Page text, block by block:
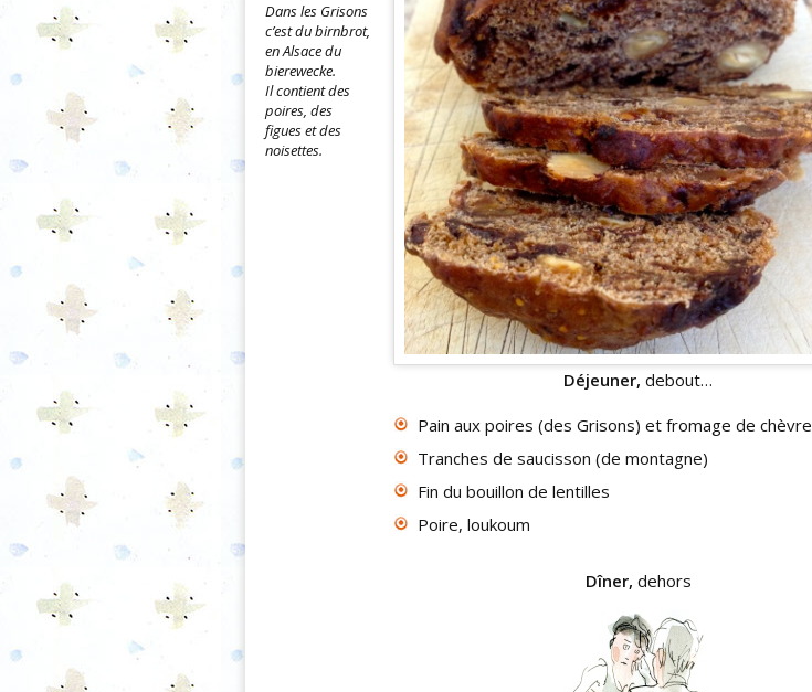
Dans les Grisons
c’est du birnbrot,
en Alsace du
bierewecke.
Il contient des
poires, des
figues et des
noisettes.
Déjeuner,debout…
Pain aux poires (des Grisons) et fromage de chèvre
Tranches de saucisson (de montagne)
Fin du bouillon de lentilles
Poire, loukoum
Dîner, dehors